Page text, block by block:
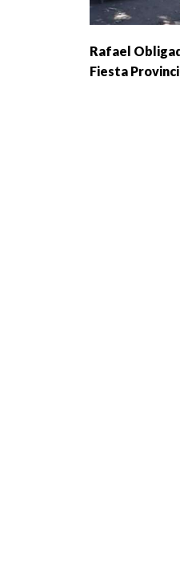
Rafael
Fiesta